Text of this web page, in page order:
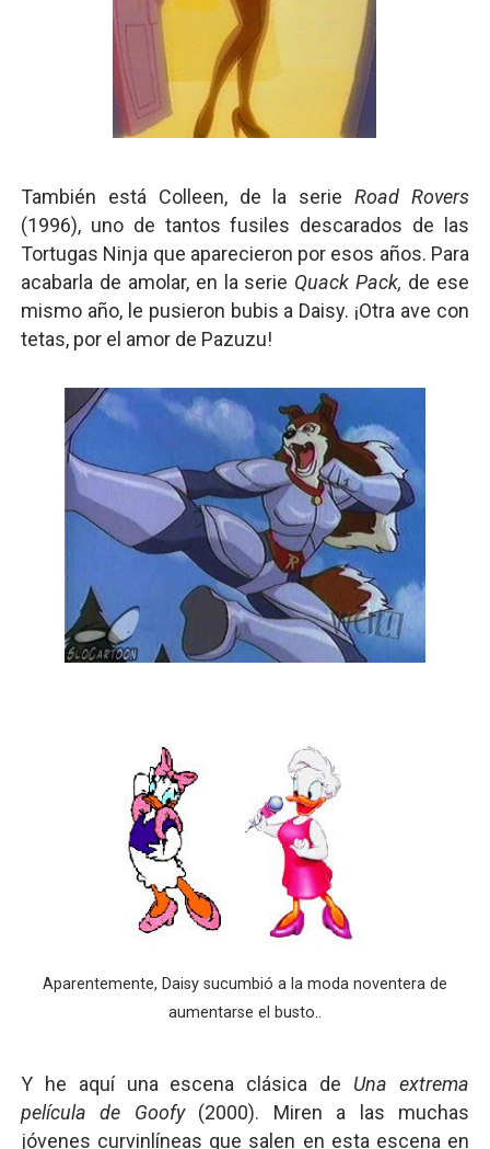
También está Colleen, de la serieRoad Rovers
(1996), uno de tantos fusiles descarados de las
Tortugas Ninja que aparecieron por esos años. Para
acabarla de amolar, en la serie Quack Pack, de ese
mismo año, le pusieron bubis a Daisy. ¡Otra ave con
tetas, por el amor de Pazuzu!
Aparentemente, Daisy sucumbió a la moda noventera de
aumentarse el busto..
Y he aquí una escena clásica de Una extrema
película de Goofy (2000). Miren a las muchas
jóvenes curvinlíneas que salen en esta escena en